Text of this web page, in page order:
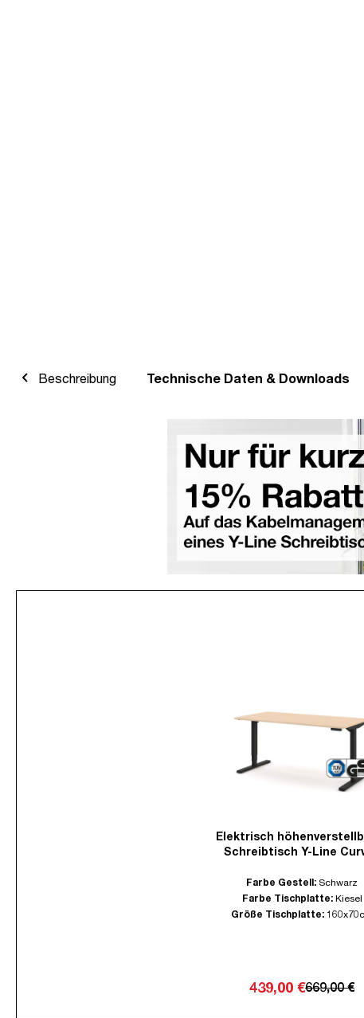
Beschreibung Technische Daten & Downloads
Elektrisch
Schreibtisch Y-Line
Farbe Gestell: Schwarz
Farbe Tischplatte: Kiesel
Größe Tischplatte:
439,00 €669,00 €